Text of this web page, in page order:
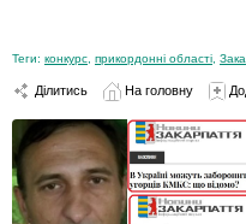
Теги: конкурс прикордонні області
Ділитись На головну